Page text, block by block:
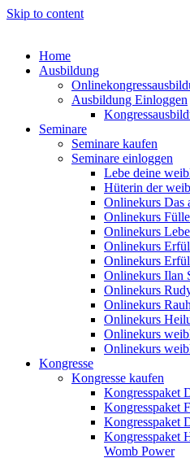
Skip to content
Home
Ausbildung
Ausbildung Einloggen
Seminare
Seminare kaufen
Seminare einloggen
Lebe deine
Hüterin der
Onlinekurs Das
Onlinekurs
Onlinekurs
Onlinekurs
Onlinekurs
Onlinekurs Ilan
Onlinekurs
Onlinekurs
Onlinekurs
Onlinekurs
Onlinekurs
Kongresse
Kongresse kaufen
Kongresspaket
Kongresspaket
Kongresspaket
Kongresspaket
Womb Power